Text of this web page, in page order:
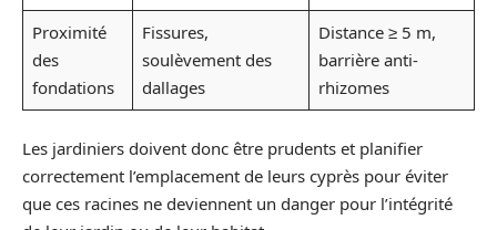
Proximité
des
fondations
Fissures,
soulèvement des
dallages
Distance ≥ 5 m,
barrière anti-
rhizomes
Les jardiniers doivent donc être prudents et planifier
correctement l’emplacement de leurs cyprès pour éviter
que ces racines ne deviennent un danger pour l’intégrité